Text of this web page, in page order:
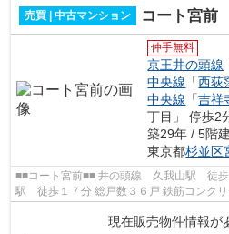
売買 | 中古マンション コート宮前
仲手無料
京王井の頭線
中央線 「西荻
中央線 「吉祥
丁目」 停歩2
築29年 / 5階建
東京都杉並区
■■コート宮前■■ 井の頭線 久我山駅 徒歩１３分 JR中央・総武線 西荻窪
駅 徒歩１７分 総戸数３６戸 鉄筋
現在販売物件情報が